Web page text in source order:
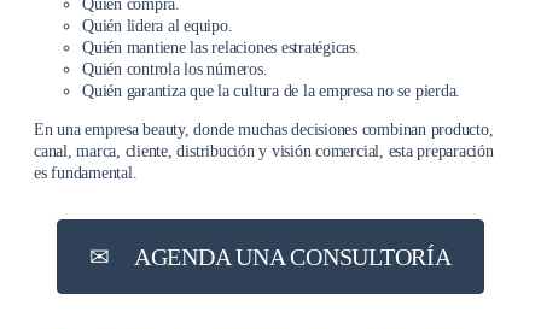
Quién compra.
Quién lidera al equipo.
Quién mantiene las relaciones estratégicas.
Quién controla los números.
Quién garantiza que la cultura de la empresa no se pierda.
En una empresa beauty, donde muchas decisiones combinan producto,
canal, marca, cliente, distribución y visión comercial, esta preparación
es fundamental.
✉︎ AGENDA UNA CONSULTORÍA